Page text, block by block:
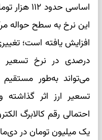
اساسی
درصدی در نرخ تسعیر
می‌تواند به‌طور
تسعیر ارز اثر گذاشته
احتمالی رقم کالابرگ
یک میلیون تومان در